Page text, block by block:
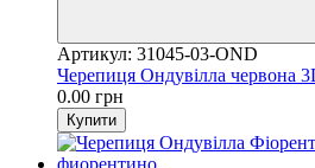
Артикул: 31045-03-OND
Черепиця Ондувілла червона
0.00 грн
Купити